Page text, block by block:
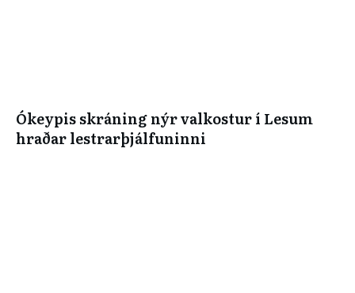
Ókeypis skráning nýr valkostur í Lesum
hraðar lestrarþjálfuninni